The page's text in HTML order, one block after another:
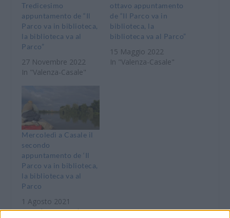
Tredicesimo
appuntamento de “Il
Parco va in biblioteca,
la biblioteca va al
Parco”
27 Novembre 2022
In "Valenza-Casale"
ottavo appuntamento
de “Il Parco va in
biblioteca, la
biblioteca va al Parco”
15 Maggio 2022
In "Valenza-Casale"
Mercoledì a Casale il
secondo
appuntamento de ‘Il
Parco va in biblioteca,
la biblioteca va al
Parco
1 Agosto 2021
In "Valenza-Casale"